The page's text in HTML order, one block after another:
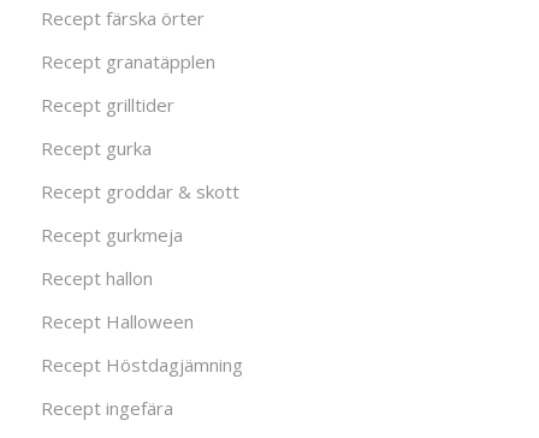
Recept färska örter
Recept granatäpplen
Recept grilltider
Recept gurka
Recept groddar & skott
Recept gurkmeja
Recept hallon
Recept Halloween
Recept Höstdagjämning
Recept ingefära